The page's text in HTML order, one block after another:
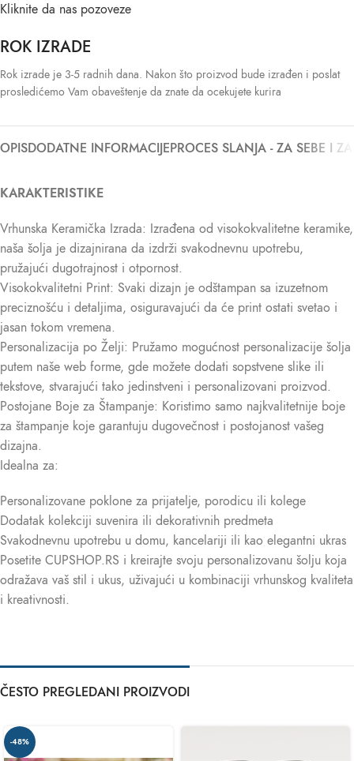
Kliknite da nas pozoveze
ROK IZRADE
Rok izrade je 3-5 radnih dana. Nakon što proizvod bude izrađen i poslat
prosledićemo Vam obaveštenje da znate da ocekujete kurira
OPISDODATNE INFORMACIJEPROCES SLANJA - ZA SEBE I
KARAKTERISTIKE
Vrhunska Keramička Izrada: Izrađena od visokokvalitetne keramike,
naša šolja je dizajnirana da izdrži svakodnevnu upotrebu,
pružajući dugotrajnost i otpornost.
Visokokvalitetni Print: Svaki dizajn je odštampan sa izuzetnom
preciznošću i detaljima, osiguravajući da će print ostati svetao i
jasan tokom vremena.
Personalizacija po Želji: Pružamo mogućnost personalizacije šolja
putem naše web forme, gde možete dodati sopstvene slike ili
tekstove, stvarajući tako jedinstveni i personalizovani proizvod.
Postojane Boje za Štampanje: Koristimo samo najkvalitetnije boje
za štampanje koje garantuju dugovečnost i postojanost vašeg
dizajna.
Idealna za:
Personalizovane poklone za prijatelje, porodicu ili kolege
Dodatak kolekciji suvenira ili dekorativnih predmeta
Svakodnevnu upotrebu u domu, kancelariji ili kao elegantni ukras
Posetite CUPSHOP.RS i kreirajte svoju personalizovanu šolju koja
odražava vaš stil i ukus, uživajući u kombinaciji vrhunskog kvaliteta
i kreativnosti.
ČESTO PREGLEDANI PROIZVODI
-48%